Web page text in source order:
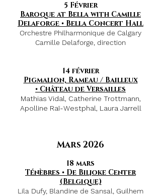
5 Février
Baroque at Bella with Camille
Delaforge • Bella Concert Hall
Orchestre Philharmonique de Calgary
Camille Delaforge, direction
14 février
Pigmalion, Rameau / Bailleux
• Château de Versailles
Mathias Vidal, Catherine Trottmann,
Apolline Raï-Westphal, Laura Jarrell
Mars 2026
18 mars
Ténèbres • De Biljoke Center
(Belgique)
Lila Dufy, Blandine de Sansal, Guilhem